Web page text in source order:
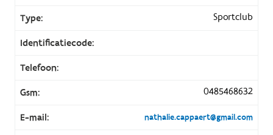
Type: Sportclub
Identificatiecode:
Telefoon:
Gsm: 0485468632
E-mail: nathalie.cappaert@gmail.com